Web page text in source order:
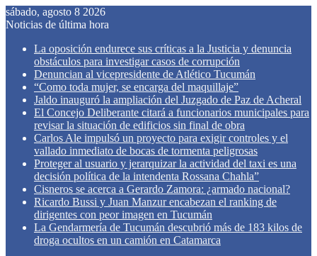
sábado, agosto 8 2026
Noticias de última hora
La oposición endurece sus críticas a la Justicia y denuncia
obstáculos para investigar casos de corrupción
Denuncian al vicepresidente de Atlético Tucumán
“Como toda mujer, se encarga del maquillaje”
Jaldo inauguró la ampliación del Juzgado de Paz de Acheral
El Concejo Deliberante citará a funcionarios municipales para
revisar la situación de edificios sin final de obra
Carlos Ale impulsó un proyecto para exigir controles y el
vallado inmediato de bocas de tormenta peligrosas
Proteger al usuario y jerarquizar la actividad del taxi es una
decisión política de la intendenta Rossana Chahla”
Cisneros se acerca a Gerardo Zamora: ¿armado nacional?
Ricardo Bussi y Juan Manzur encabezan el ranking de
dirigentes con peor imagen en Tucumán
La Gendarmería de Tucumán descubrió más de 183 kilos de
droga ocultos en un camión en Catamarca